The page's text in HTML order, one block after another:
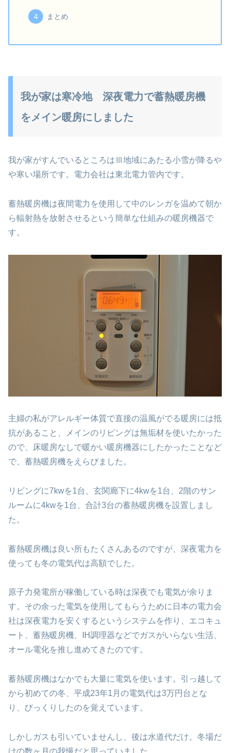
まとめ
我が家は寒冷地 深夜電力で蓄熱暖房機
をメイン暖房にしました
我が家がすんでいるところはⅢ地域にあたる小雪が降るや
や寒い場所です。電力会社は東北電力管内です。
蓄熱暖房機は夜間電力を使用して中のレンガを温めて朝か
ら輻射熱を放射させるという簡単な仕組みの暖房機器で
す。
主婦の私がアレルギー体質で直接の温風がでる暖房には抵
抗があること、メインのリビングは無垢材を使いたかった
ので、床暖房なしで暖かい暖房機器にしたかったことなど
で、蓄熱暖房機をえらびました。
リビングに7kwを1台、玄関廊下に4kwを1台、2階のサン
ルームに4kwを1台、合計3台の蓄熱暖房機を設置しまし
た。
蓄熱暖房機は良い所もたくさんあるのですが、深夜電力を
使っても冬の電気代は高額でした。
原子力発電所が稼働している時は深夜でも電気が余りま
す。その余った電気を使用してもらうために日本の電力会
社は深夜電力を安くするというシステムを作り、エコキュ
ート、蓄熱暖房機、IH調理器などでガスがいらない生活、
オール電化を推し進めてきたのです。
蓄熱暖房機はなかでも大量に電気を使います。引っ越して
から初めての冬、平成23年1月の電気代は3万円台とな
り、びっくりしたのを覚えています。
しかしガスも引いていませんし、後は水道代だけ。冬場だ
けの数ヶ月の我慢だと思っていました。